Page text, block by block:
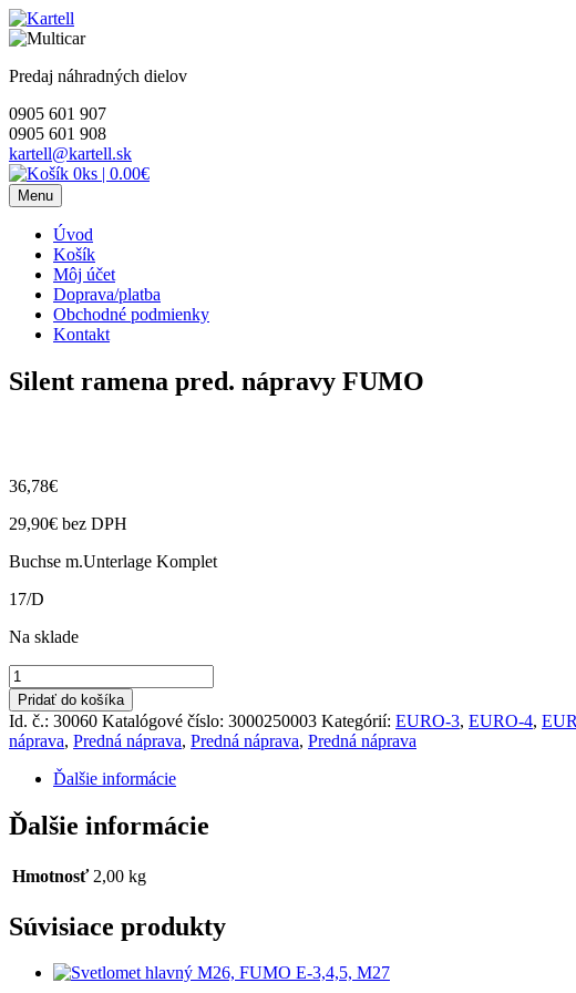
Skip
to
Predaj náhradných dielov
0905 601 907
0905 601 908
kartell@kartell.sk
0ks | 0.00€
Menu
Úvod
Košík
Môj účet
Doprava/platba
Obchodné podmienky
Kontakt
Silent ramena pred. nápravy FUMO
36,78€
29,90€ bez DPH
Buchse m.Unterlage Komplet
17/D
Na sklade
množstvo
Silent
ramena
pred.
nápravy
FUMO
Pridať do košíka
Id. č.: 30060 Katalógové číslo: 3000250003 Kategórií: EURO-3, EURO-4,
náprava, Predná náprava, Predná náprava, Predná náprava
Ďalšie informácie
Ďalšie informácie
Hmotnosť 2,00 kg
Súvisiace produkty